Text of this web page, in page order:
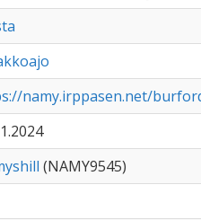
namy.irppasen.net/
(NAMY9545)